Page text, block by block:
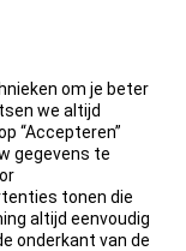
om je beter
we altijd
“Accepteren”
gegevens te
tonen die
altijd eenvoudig
onderkant van de